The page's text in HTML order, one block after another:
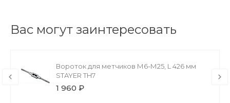
Вас могут заинтересовать
Вороток для метчиков М6-М25, L 426 мм
STAYER TH7
1 960 ₽